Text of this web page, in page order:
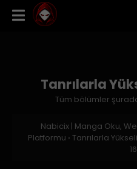
Tanrılarla
Tüm bölümler
Nabicix | Manga Oku,
Platformu › Tanrılarla